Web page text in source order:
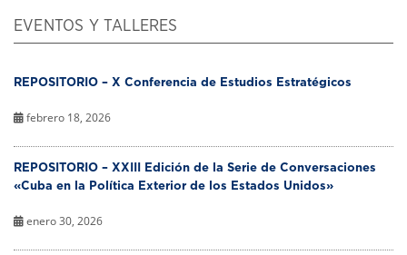
EVENTOS Y TALLERES
REPOSITORIO – X Conferencia de Estudios Estratégicos
febrero 18, 2026
REPOSITORIO – XXIII Edición de la Serie de Conversaciones
«Cuba en la Política Exterior de los Estados Unidos»
enero 30, 2026